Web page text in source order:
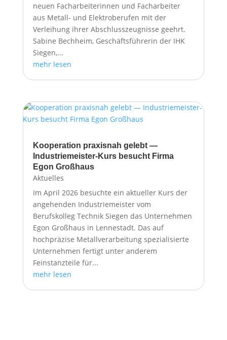
neuen Facharbeiterinnen und Facharbeiter
aus Metall- und Elektroberufen mit der
Verleihung ihrer Abschlusszeugnisse geehrt.
Sabine Bechheim, Geschäftsführerin der IHK
Siegen,...
mehr lesen
Kooperation praxisnah gelebt —
Industriemeister-Kurs besucht Firma
Egon Großhaus
Aktuelles
Im April 2026 besuchte ein aktueller Kurs der
angehenden Industriemeister vom
Berufskolleg Technik Siegen das Unternehmen
Egon Großhaus in Lennestadt. Das auf
hochpräzise Metallverarbeitung spezialisierte
Unternehmen fertigt unter anderem
Feinstanzteile für...
mehr lesen